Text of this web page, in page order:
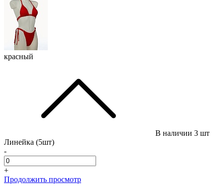
красный
В наличии 3 шт
Линейка (5шт)
-
+
Продолжить просмотр